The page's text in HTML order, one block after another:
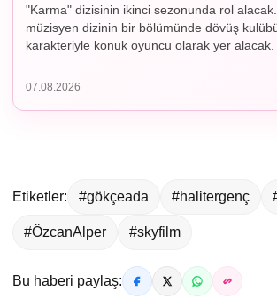
"Karma" dizisinin ikinci sezonunda rol alacak.
müzisyen dizinin bir bölümünde dövüş
karakteriyle konuk oyuncu olarak yer alacak.
07.08.2026
Etiketler: #gökçeada #halitergenç
#ÖzcanAlper #skyfilm
Bu haberi paylaş: